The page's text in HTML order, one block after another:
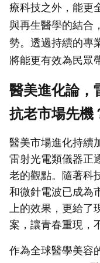
療科技之外，能更
與再生醫學的結合
勢。透過持續的專
將能更有效為民眾
醫美進化論，
抗老市場先機
醫美市場進化持續
雷射光電類儀器正
老的觀點。隨著科
和微針電波已成為
上的效果，更給
案，讓青春重現，
作為全球醫學美容